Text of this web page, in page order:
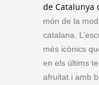
de Catalunya
món de la
catalana.
més icònics
en els últims
afruitat i amb